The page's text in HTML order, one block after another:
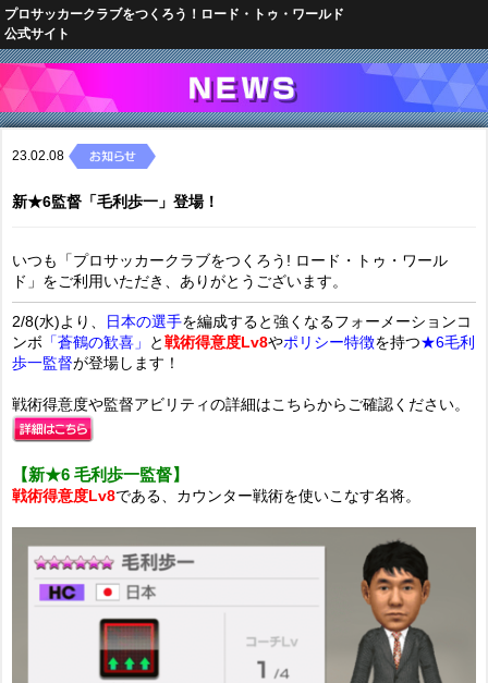
プロサッカークラブをつくろう！ロード・トゥ・ワールド
公式サイト
23.02.08
新★6監督「毛利歩一」登場！
いつも「プロサッカークラブをつくろう! ロード・トゥ・ワール
ド」をご利用いただき、ありがとうございます。
2/8(水)より、 日本の選手を編成すると強くなるフォーメーションコ
ンボ 「蒼鶴の歓喜」 と戦術得意度Lv8やポリシー特徴を持つ★6毛利
歩一監督が登場します！
戦術得意度や監督アビリティの詳細はこちらからご確認ください。
【新★6 毛利歩一監督】
戦術得意度Lv8である、カウンター戦術を使いこなす名将。